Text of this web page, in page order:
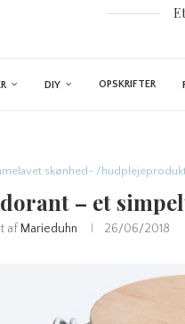
DIY OPSKRIFTER
skønhed- /
– et
af Marieduhn 26/06/2018